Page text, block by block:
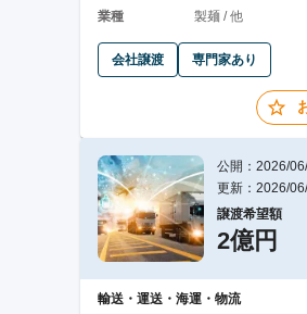
業種
製麺 / 他
会社譲渡 専門家あり
公開：2026/
更新：2026/
譲渡希望額
2億円
輸送・運送・海運・物流